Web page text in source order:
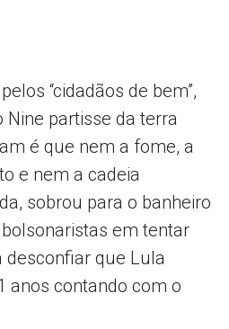
–
“cidadãos de bem”,
Nine partisse da terra
é que nem a fome, a
e nem a cadeia
sobrou para o banheiro
em tentar
desconfiar que Lula
anos contando com o